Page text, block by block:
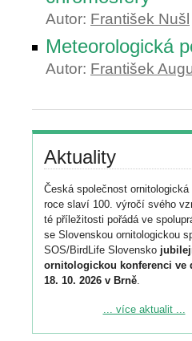
Autor: František Nušl
Meteorologická
Autor: František
Aktuality
Česká společnost
roce slaví 100. výročí svého
té příležitosti pořádá ve
se Slovenskou ornitologickou
SOS/BirdLife Slovensko
ornitologickou konferenci ve
18. 10. 2026 v Brně.
Podrobnější informace ke
... více aktualit ...